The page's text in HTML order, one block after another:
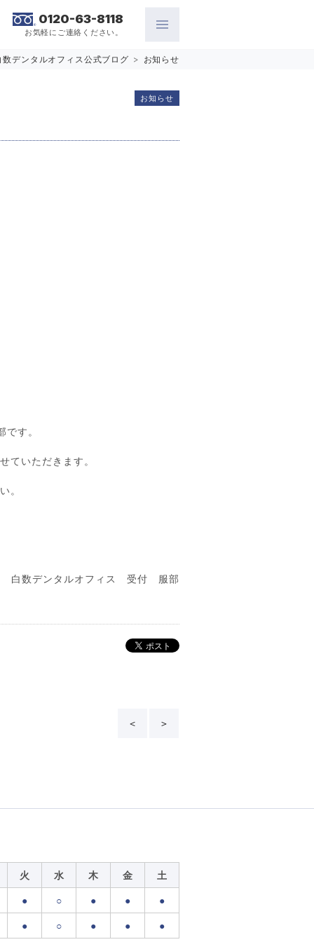
0120-63-8118
お気軽にご連絡ください。
数デンタルオフィス公式ブログ > お知らせ
お知らせ
す。
ていただきます。
。
白数デンタルオフィス 受付 服部
＜ ＞
火 水 木 金 土
● ○ ● ● ●
● ○ ● ● ●